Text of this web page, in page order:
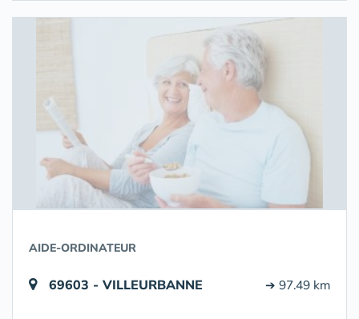
AIDE-ORDINATEUR
69603 - VILLEURBANNE ➔ 97.49 km